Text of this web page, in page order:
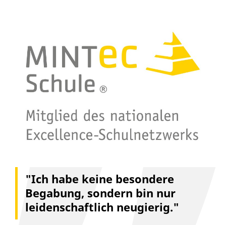
"Ich habe keine besondere
Begabung, sondern bin nur
leidenschaftlich neugierig."